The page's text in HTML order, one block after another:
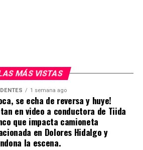
MÁS VISTAS
1 semana ago
se echa de reversa y huye!
en video a conductora de Tiida
que impacta camioneta
en Dolores Hidalgo y
la escena.